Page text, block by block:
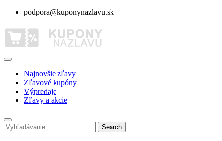
podpora@kuponynazlavu.sk
Najnovšie zľavy
Zľavové kupóny
Výpredaje
Zľavy a akcie
Search